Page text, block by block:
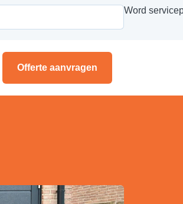
Word
Offerte aanvragen